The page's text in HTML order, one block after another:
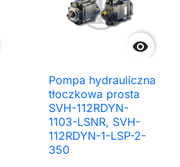

Pompa hydrauliczna
tłoczkowa prosta
SVH-112RDYN-
1103-LSNR, SVH-
112RDYN-1-LSP-2-
350